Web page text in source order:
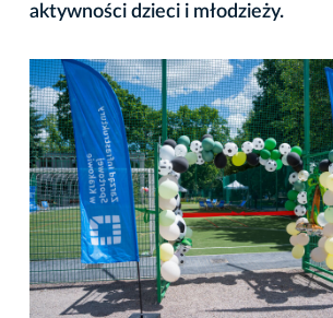
aktywności dzieci i młodzieży.